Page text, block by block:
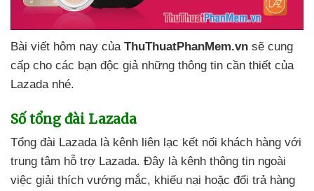
Bài viết hôm nay của ThuThuatPhanMem.vn sẽ cung
cấp cho các bạn độc giả những thông tin cần thiết của
Lazada nhé.
Số tổng đài Lazada
Tổng đài Lazada là kênh liên lạc kết nối khách hàng với
trung tâm hỗ trợ Lazada. Đây là kênh thông tin ngoài
việc giải thích vướng mắc, khiếu nại hoặc đổi trả hàng